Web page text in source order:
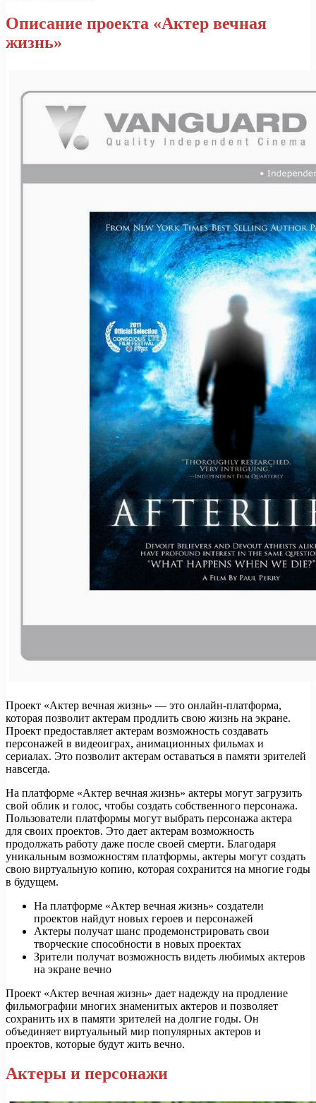
Описание проекта «Актер вечная
жизнь»
Проект «Актер вечная жизнь» — это онлайн-платформа,
которая позволит актерам продлить свою жизнь на экране.
Проект предоставляет актерам возможность создавать
персонажей в видеоиграх, анимационных фильмах и
сериалах. Это позволит актерам оставаться в памяти зрителей
навсегда.
На платформе «Актер вечная жизнь» актеры могут загрузить
свой облик и голос, чтобы создать собственного персонажа.
Пользователи платформы могут выбрать персонажа актера
для своих проектов. Это дает актерам возможность
продолжать работу даже после своей смерти. Благодаря
уникальным возможностям платформы, актеры могут создать
свою виртуальную копию, которая сохранится на многие годы
в будущем.
На платформе «Актер вечная жизнь» создатели
проектов найдут новых героев и персонажей
Актеры получат шанс продемонстрировать свои
творческие способности в новых проектах
Зрители получат возможность видеть любимых актеров
на экране вечно
Проект «Актер вечная жизнь» дает надежду на продление
фильмографии многих знаменитых актеров и позволяет
сохранить их в памяти зрителей на долгие годы. Он
объединяет виртуальный мир популярных актеров и
проектов, которые будут жить вечно.
Актеры и персонажи